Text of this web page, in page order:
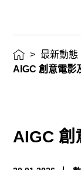
最
新
活
> 最新動態
AIGC 創意電影
AIGC 創